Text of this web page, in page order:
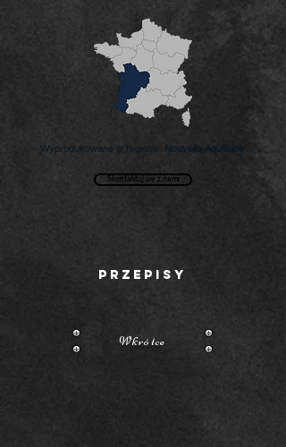
Wyprodukowane w regionie: Nouvelle Aquitaine .
Skontaktuj się z nami
PRZEPISY
Wkrótce